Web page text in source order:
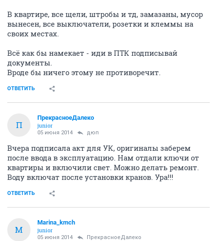
В квартире, все щели, штробы и тд, замазаны, мусор
вынесен, все выключатели, розетки и клеммы на
своих местах.
Всё как бы намекает - иди в ПТК подписывай
документы.
Вроде бы ничего этому не противоречит.
ОТВЕТИТЬ
П
ПрекрасноеДалеко
junior
05 июня 2014 дюп
Вчера подписала акт для УК, оригиналы заберем
после ввода в эксплуатацию. Нам отдали ключи от
квартиры и включили свет. Можно делать ремонт.
Воду включат после установки кранов. Ура!!!
ОТВЕТИТЬ
M
Marina_kmch
junior
05 июня 2014 ПрекрасноеДалеко